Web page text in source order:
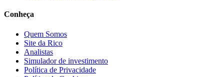
Conheça
Quem Somos
Site da Rico
Analistas
Simulador de investimento
Política de Privacidade